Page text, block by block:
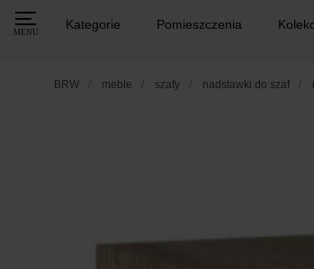
MENU
Kategorie Pomieszczenia
BRW meble szafy nadstawki do szaf